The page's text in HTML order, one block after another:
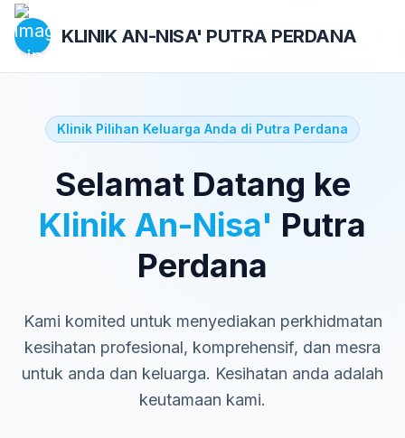
KLINIK AN-NISA' PUTRA PERDANA
Klinik Pilihan Keluarga Anda di Putra Perdana
Selamat Datang ke
Klinik An-Nisa' Putra
Perdana
Kami komited untuk menyediakan perkhidmatan
kesihatan profesional, komprehensif, dan mesra
untuk anda dan keluarga. Kesihatan anda adalah
keutamaan kami.